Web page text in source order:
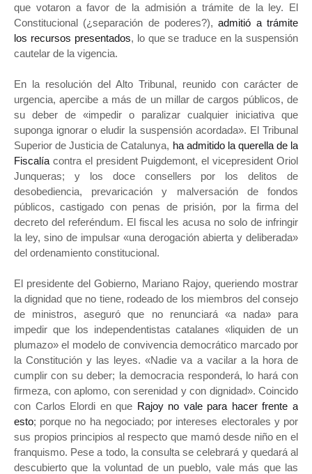
que votaron a favor de la admisión a trámite de la ley. El
Constitucional (¿separación de poderes?),admitió a trámite
los recursos presentados, lo que se traduce en la suspensión
cautelar de la vigencia.
En la resolución del Alto Tribunal, reunido con carácter de
urgencia, apercibe a más de un millar de cargos públicos, de
su deber de «impedir o paralizar cualquier iniciativa que
suponga ignorar o eludir la suspensión acordada». El Tribunal
Superior de Justicia de Catalunya, ha admitido la querella de la
Fiscalía contra el president Puigdemont, el vicepresident Oriol
Junqueras; y los doce consellers por los delitos de
desobediencia, prevaricación y malversación de fondos
públicos, castigado con penas de prisión, por la firma del
decreto del referéndum. El fiscal les acusa no solo de infringir
la ley, sino de impulsar «una derogación abierta y deliberada»
del ordenamiento constitucional.
El presidente del Gobierno, Mariano Rajoy, queriendo mostrar
la dignidad que no tiene, rodeado de los miembros del consejo
de ministros, aseguró que no renunciará «a nada» para
impedir que los independentistas catalanes «liquiden de un
plumazo» el modelo de convivencia democrático marcado por
la Constitución y las leyes. «Nadie va a vacilar a la hora de
cumplir con su deber; la democracia responderá, lo hará con
firmeza, con aplomo, con serenidad y con dignidad». Coincido
con Carlos Elordi en que Rajoy no vale para hacer frente a
esto; porque no ha negociado; por intereses electorales y por
sus propios principios al respecto que mamó desde niño en el
franquismo. Pese a todo, la consulta se celebrará y quedará al
descubierto que la voluntad de un pueblo, vale más que las